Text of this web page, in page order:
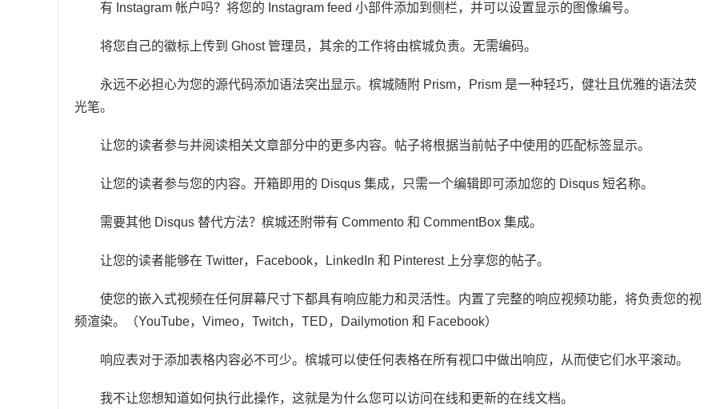
有 Instagram 帐户吗？将您的 Instagram feed 小部件添加到侧栏，并可以设置显示的图像编号。
将您自己的徽标上传到 Ghost 管理员，其余的工作将由槟城负责。无需编码。
永远不必担心为您的源代码添加语法突出显示。槟城随附 Prism，Prism 是一种轻巧，健壮且优雅的语法荧
光笔。
让您的读者参与并阅读相关文章部分中的更多内容。帖子将根据当前帖子中使用的匹配标签显示。
让您的读者参与您的内容。开箱即用的 Disqus 集成，只需一个编辑即可添加您的 Disqus 短名称。
需要其他 Disqus 替代方法？槟城还附带有 Commento 和 CommentBox 集成。
让您的读者能够在 Twitter，Facebook，LinkedIn 和 Pinterest 上分享您的帖子。
使您的嵌入式视频在任何屏幕尺寸下都具有响应能力和灵活性。内置了完整的响应视频功能，将负责您的视
频渲染。（YouTube，Vimeo，Twitch，TED，Dailymotion 和 Facebook）
响应表对于添加表格内容必不可少。槟城可以使任何表格在所有视口中做出响应，从而使它们水平滚动。
我不让您想知道如何执行此操作，这就是为什么您可以访问在线和更新的在线文档。